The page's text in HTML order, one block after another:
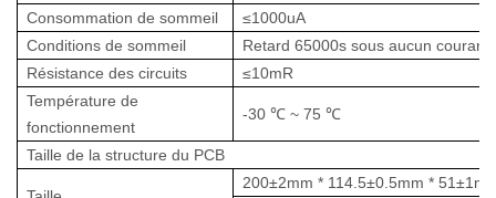
Consommation de sommeil
≤1000uA
Conditions de sommeil
Retard 65000s sous aucun
Résistance des circuits
≤10mR
Température de
fonctionnement
-30 ℃ ~ 75 ℃
Taille de la structure du PCB
200±2mm * 114.5±0.5mm *